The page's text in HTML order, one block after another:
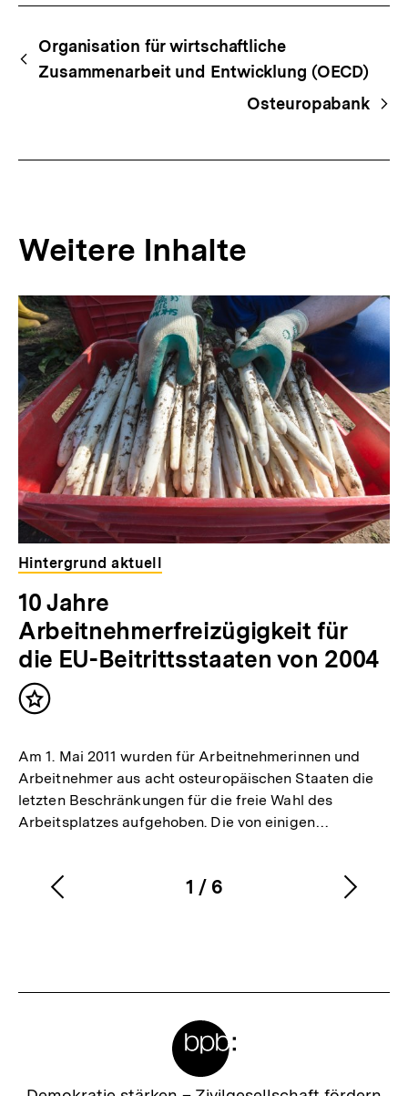
Begriffsnavigation
Content-
Navigation
Organisation für wirtschaftliche
Zusammenarbeit und Entwicklung (OECD)
Osteuropabank
Weitere Inhalte
Inhaltskarousell
für
weitere
Inhalte
Inhaltskarussell
überspringen
Hintergrund aktuell
10 Jahre
Arbeitnehmerfreizügigkeit für
die EU-Beitrittsstaaten von 2004
Inhalt
Am 1. Mai 2011 wurden für Arbeitnehmerinnen und
Arbeitnehmer aus acht osteuropäischen Staaten die
letzten Beschränkungen für die freie Wahl des
Arbeitsplatzes aufgehoben. Die von einigen…
Karussellinhalt
1
von
/ 6
Vorherigen